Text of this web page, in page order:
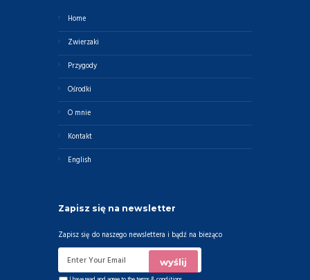
Home
Zwierzaki
Przygody
Ośrodki
O mnie
Kontakt
English
Zapisz się na newsletter
Zapisz się do naszego newslettera i bądź na bieżąco